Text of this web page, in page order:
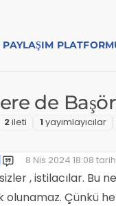
PAYLAŞIM
de
2i̇leti 1yayımlayıcılar
8 Nis 2024 18:08
Son düzenleyen:
, istilacılar. Bu
olunamaz. Çünkü